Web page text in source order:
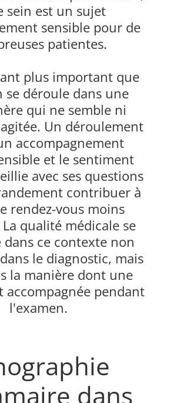
sein est un sujet
sensible pour de
patientes.
plus important que
se déroule dans une
qui ne semble ni
Un déroulement
accompagnement
et le sentiment
avec ses questions
contribuer à
rendez-vous moins
qualité médicale se
dans ce contexte non
le diagnostic, mais
la manière dont une
accompagnée pendant
l'examen.
dans